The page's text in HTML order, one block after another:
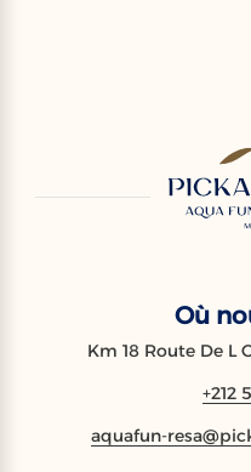
Où
Km 18 Route De L
+212
aquafun-